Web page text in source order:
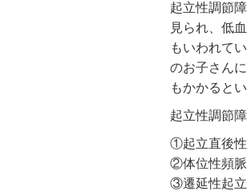
起立性調節
見られ、低
もいわれて
のお子さん
もかかると
起立性調節
①起立直後
②体位性頻
③遷延性起